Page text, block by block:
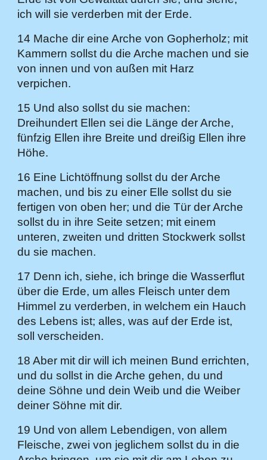
ich will sie verderben mit der Erde.
14 Mache dir eine Arche von Gopherholz; mit
Kammern sollst du die Arche machen und sie
von innen und von außen mit Harz
verpichen.
15 Und also sollst du sie machen:
Dreihundert Ellen sei die Länge der Arche,
fünfzig Ellen ihre Breite und dreißig Ellen ihre
Höhe.
16 Eine Lichtöffnung sollst du der Arche
machen, und bis zu einer Elle sollst du sie
fertigen von oben her; und die Tür der Arche
sollst du in ihre Seite setzen; mit einem
unteren, zweiten und dritten Stockwerk sollst
du sie machen.
17 Denn ich, siehe, ich bringe die Wasserflut
über die Erde, um alles Fleisch unter dem
Himmel zu verderben, in welchem ein Hauch
des Lebens ist; alles, was auf der Erde ist,
soll verscheiden.
18 Aber mit dir will ich meinen Bund errichten,
und du sollst in die Arche gehen, du und
deine Söhne und dein Weib und die Weiber
deiner Söhne mit dir.
19 Und von allem Lebendigen, von allem
Fleische, zwei von jeglichem sollst du in die